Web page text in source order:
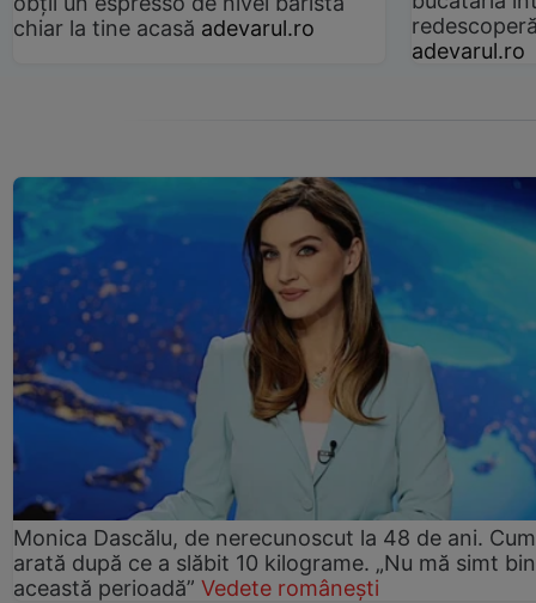
chiar la tine acasă adevarul.ro
adevarul.ro
Monica Dascălu, de nerecunoscut la 48 de ani. Cum
arată după ce a slăbit 10 kilograme. „Nu mă simt
această perioadă” Vedete românești